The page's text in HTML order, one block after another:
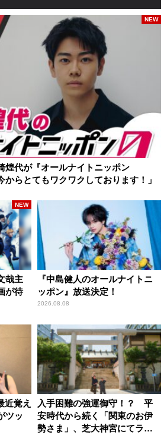
煌代が『オールナイトニッポン
らとてもワクワクしております！」
NEW
哉主
が待
NEW
『中島健人のオールナイトニ
ッポン』放送決定！
2026.08.08
近覚え
ツッ
入手困難の強運御守！？ 平
安時代から続く「関東のお伊
勢さま」、芝大神宮にてラン